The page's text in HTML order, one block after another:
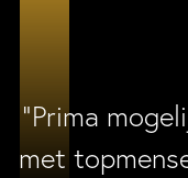
“Prima
met